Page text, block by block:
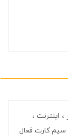
اینترنت
سیم کارت فعال